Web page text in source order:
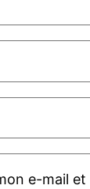
e-mail